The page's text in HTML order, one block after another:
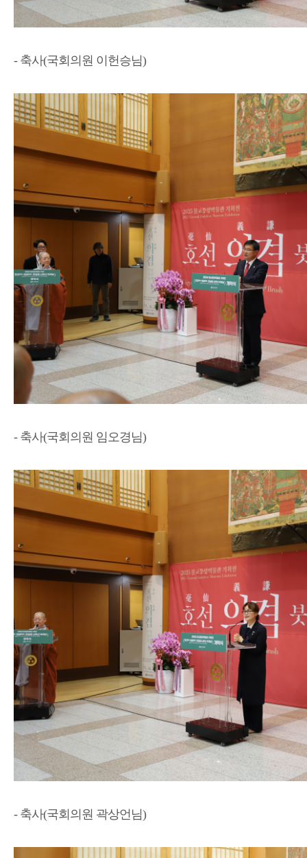
- 축사(국회의원 이헌승님)
- 축사(국회의원 임오경님)
- 축사(국회의원 곽상언님)